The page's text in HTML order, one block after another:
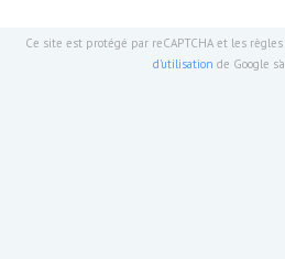
Ce site est protégé par reCAPTCHA et les règles
d'utilisation de Google